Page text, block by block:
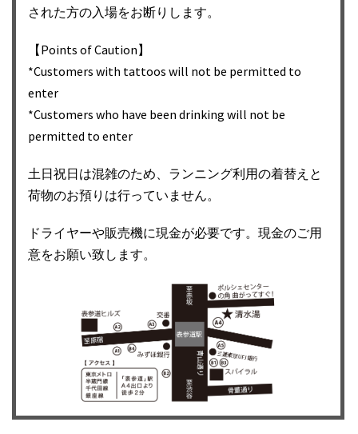
された方の入場をお断りします。
【Points of Caution】
*Customers with tattoos will not be permitted to
enter
*Customers who have been drinking will not be
permitted to enter
土日祝日は混雑のため、ランニング利用の着替えと
荷物のお預りは行っていません。
ドライヤーや販売機に現金が必要です。現金のご用
意をお願い致します。